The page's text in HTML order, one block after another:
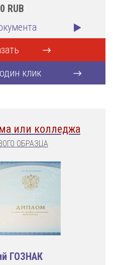
RUB
клик
или колледжа
ОБРАЗЦА
ГОЗНАК